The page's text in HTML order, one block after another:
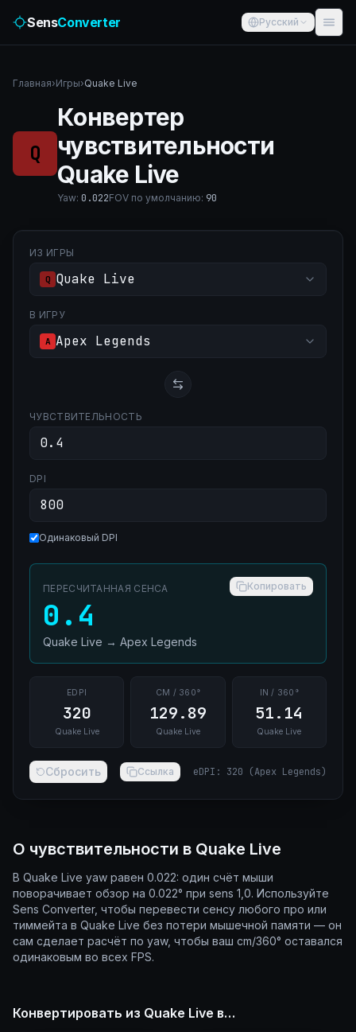
SensConverter Русский
Главная›Игры›Quake Live
Q
Конвертер
чувствительности
Quake Live
Yaw: 0.022FOV по умолчанию: 90
ИЗ ИГРЫ
Q Quake Live
В ИГРУ
A Apex Legends
ЧУВСТВИТЕЛЬНОСТЬ
DPI
Одинаковый DPI
ПЕРЕСЧИТАННАЯ СЕНСА Копировать
0.4
Quake Live → Apex Legends
EDPI
320
Quake Live
CM / 360°
129.89
Quake Live
IN / 360°
51.14
Quake Live
Сбросить Ссылка eDPI : 320 (Apex Legends)
О чувствительности в Quake Live
В Quake Live yaw равен 0.022: один счёт мыши
поворачивает обзор на 0.022° при sens 1,0. Используйте
Sens Converter, чтобы перевести сенсу любого про или
тиммейта в Quake Live без потери мышечной памяти — он
сам сделает расчёт по yaw, чтобы ваш cm/360° оставался
одинаковым во всех FPS.
Конвертировать из Quake Live в…